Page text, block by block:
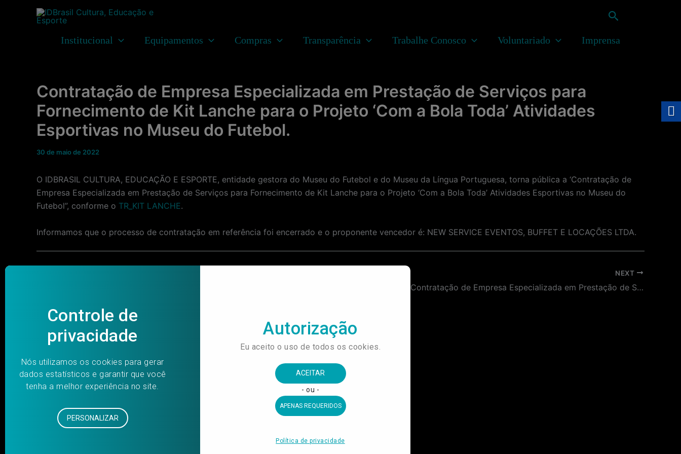
Pesquisar
Institucional Equipamentos Compras Transparência Trabalhe Conosco Voluntariado Imprensa
Contratação de Empresa Especializada em Prestação de Serviços para
Fornecimento de Kit Lanche para o Projeto ‘Com a Bola Toda’ Atividades
Esportivas no Museu do Futebol.
30 de maio de 2022
O IDBRASIL CULTURA, EDUCAÇÃO E ESPORTE, entidade gestora do Museu do Futebol e do Museu da Língua Portuguesa, torna pública a ‘Contratação de
Empresa Especializada em Prestação de Serviços para Fornecimento de Kit Lanche para o Projeto ‘Com a Bola Toda’ Atividades Esportivas no Museu do
Futebol”, conforme o TR_KIT LANCHE.
Informamos que o processo de contratação em referência foi encerrado e o proponente vencedor é: NEW SERVICE EVENTOS, BUFFET E LOCAÇÕES LTDA.
NEXT
Contratação de Empresa Especializada em Prestação de Serviços de Transporte Executivo de Passageiros para o Projeto ‘Com a Bola Toda’ Atividades Esportivas no Museu do Futebol.